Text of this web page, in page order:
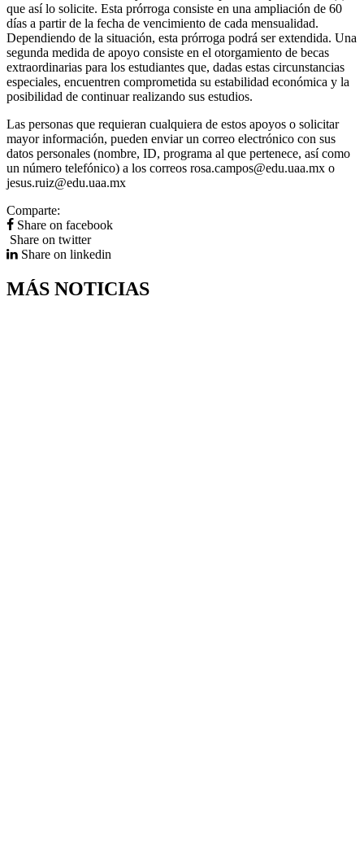
que así lo solicite. Esta prórroga consiste en una ampliación de 60
días a partir de la fecha de vencimiento de cada mensualidad.
Dependiendo de la situación, esta prórroga podrá ser extendida. Una
segunda medida de apoyo consiste en el otorgamiento de becas
extraordinarias para los estudiantes que, dadas estas circunstancias
especiales, encuentren comprometida su estabilidad económica y la
posibilidad de continuar realizando sus estudios.
Las personas que requieran cualquiera de estos apoyos o solicitar
mayor información, pueden enviar un correo electrónico con sus
datos personales (nombre, ID, programa al que pertenece, así como
un número telefónico) a los correos rosa.campos@edu.uaa.mx o
jesus.ruiz@edu.uaa.mx
Comparte:
Share on facebook
Share on twitter
Share on linkedin
MÁS NOTICIAS